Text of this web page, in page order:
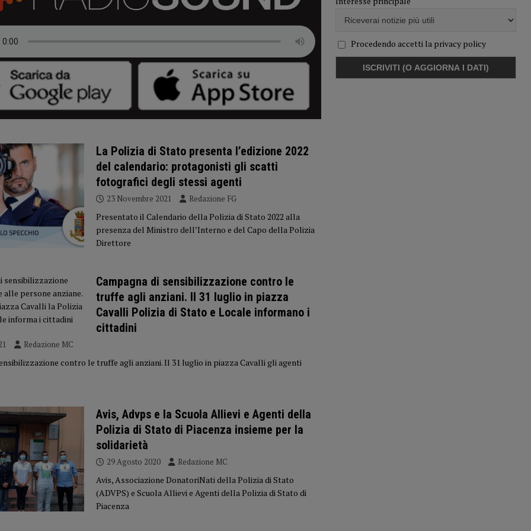
La Polizia di Stato presenta l’edizione 2022
del calendario: protagonisti gli scatti
fotografici degli stessi agenti
23 Novembre 2021 Redazione FG
Presentato il Calendario della Polizia di Stato 2022 alla
presenza del Ministro dell’Interno e del Capo della Polizia
Direttore
Campagna di sensibilizzazione contro le
truffe agli anziani. Il 31 luglio in piazza
Cavalli Polizia di Stato e Locale informano i
cittadini
Redazione MC
contro le truffe agli anziani. Il 31 luglio in piazza Cavalli gli agenti
Avis, Advps e la Scuola Allievi e Agenti della
Polizia di Stato di Piacenza insieme per la
solidarietà
29 Agosto 2020 Redazione MC
Avis, Associazione DonatoriNati della Polizia di Stato
(ADVPS) e Scuola Allievi e Agenti della Polizia di Stato di
Piacenza
Procedendo accetti la privacy policy